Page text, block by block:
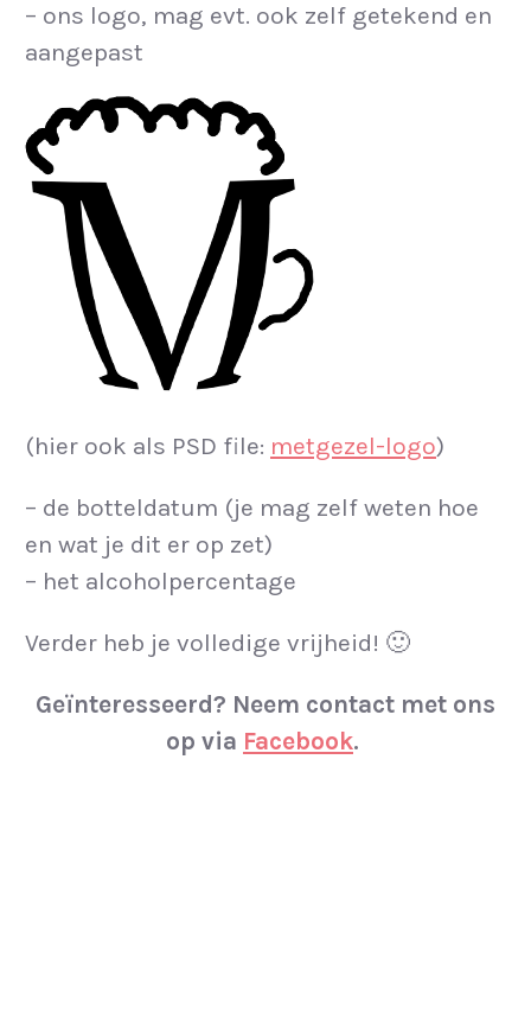
– ons logo, mag evt. ook zelf getekend en
aangepast
(hier ook als PSD file: metgezel-logo)
– de botteldatum (je mag zelf weten hoe
en wat je dit er op zet)
– het alcoholpercentage
Verder heb je volledige vrijheid! 🙂
Geïnteresseerd? Neem contact met ons
op via Facebook.